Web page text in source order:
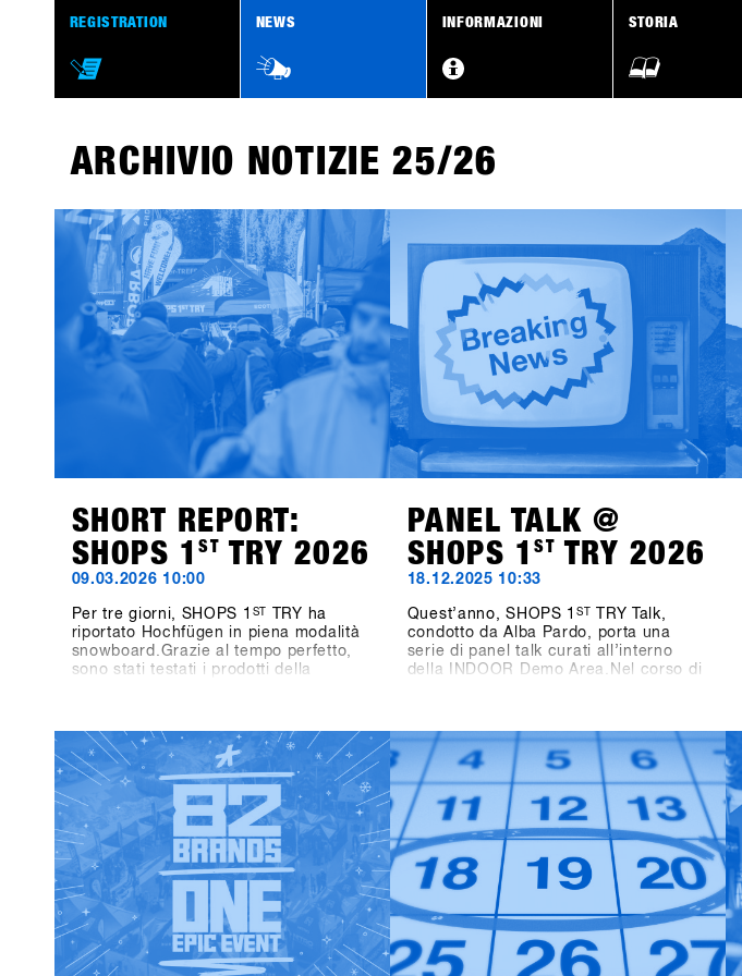
navigation
REGISTRATION NEWS INFORMAZIONI STORIA
ARCHIVIO NOTIZIE 25/26
SHORT REPORT:
SHOPS 1
ST TRY 2026
09.03.2026 10:00
Per tre giorni, SHOPS 1 ST
TRY ha
riportato Hochfügen in piena modalità
snowboard.Grazie al tempo perfetto,
sono stati testati i prodotti della
direttamente sulla neve.L'energia è
stata presente durante tutti e tre i
giorni: tra una discesa e l'altra,
conversazioni in montagna, tavole
rotonde e momenti salienti come
l'One-on-One con Shaun White.Anche
fuori dalla montagna le attività sono
proseguite: dai giochi nei pub al BAWA
ai DJ set al Kosis e ai rilassanti After
Shred Gatherings, le giornate si sono
concluse naturalmente in
compagnia.In totale, hanno
partecipato 1.461 persone provenienti
PANEL TALK @
SHOPS 1ST TRY 2026
18.12.2025 10:33
Quest’anno, SHOPS 1ST
TRY Talk,
condotto da Alba Pardo, porta una
serie di panel talk curati all’interno
della INDOOR Demo Area.Nel corso di
sarà su Women as Growth Drivers –
Not Side Projects, mettendo in luce il
ruolo delle donne come vero motore di
crescita per l’industria. Lunedì,
l’attenzione si sposta sui format di
gara, analizzando come le diverse
formule di contest influenzino i
consumatori, la cultura e il futuro dello
snowboard. Martedì, il confronto si
concentra sullo storytelling,
interrogandosi su chi stia raccontando
oggi lo snowboard, e perché questo
sia rilevante anche dal punto di vista